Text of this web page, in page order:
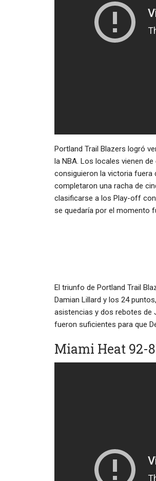
Portland Trail Blazers logró
la NBA. Los locales vienen
consiguieron la victoria fuera
completaron una racha de
clasificarse a los Play-off
se quedaría por el momento
El triunfo de Portland Trail
Damian Lillard y los 24
asistencias y dos rebotes de
fueron suficientes para que
Miami Heat 92-